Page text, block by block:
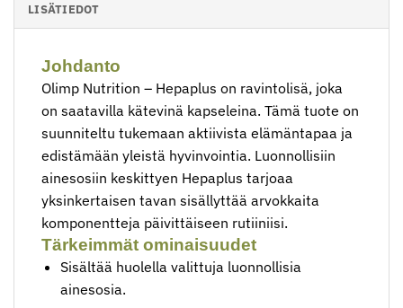
LISÄTIEDOT
Johdanto
Olimp Nutrition – Hepaplus on ravintolisä, joka
on saatavilla kätevinä kapseleina. Tämä tuote on
suunniteltu tukemaan aktiivista elämäntapaa ja
edistämään yleistä hyvinvointia. Luonnollisiin
ainesosiin keskittyen Hepaplus tarjoaa
yksinkertaisen tavan sisällyttää arvokkaita
komponentteja päivittäiseen rutiiniisi.
Tärkeimmät ominaisuudet
Sisältää huolella valittuja luonnollisia
ainesosia.